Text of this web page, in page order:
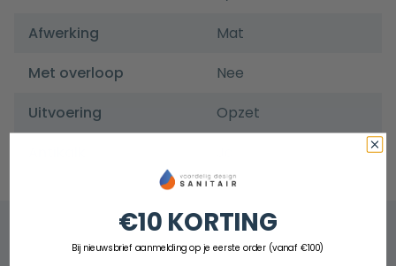
Afwerking
Mat
Met overloop
Nee
Uitvoering
Opzet
€10 KORTING
Bij nieuwsbrief aanmelding op je eerste order (vanaf €100)